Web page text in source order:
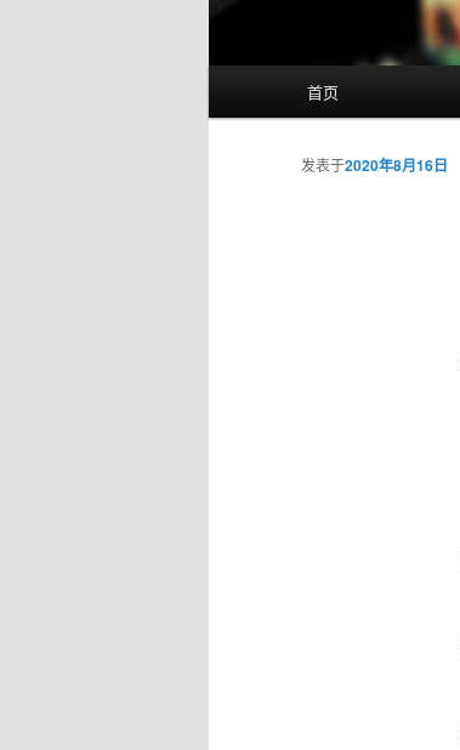
首页
发表于2020年8月16日